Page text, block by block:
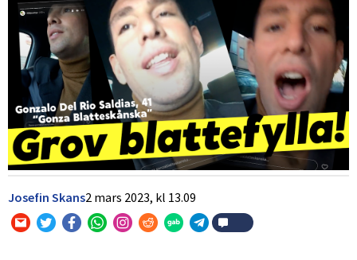
Josefin Skans2 mars 2023, kl 13.09